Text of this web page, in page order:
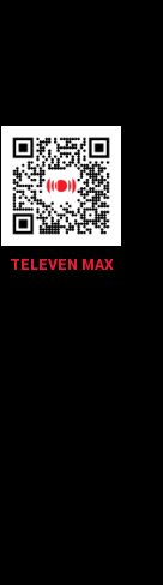
TELEVEN MAX